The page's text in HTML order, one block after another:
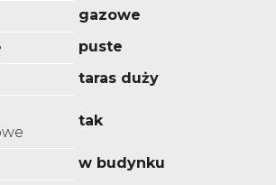
gazowe
puste
taras duży
tak
w budynku